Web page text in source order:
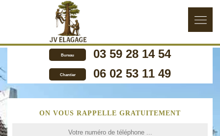
Bureau 03 59 28 14 54
Chantier 06 02 53 11 49
ON VOUS RAPPELLE GRATUITEMENT